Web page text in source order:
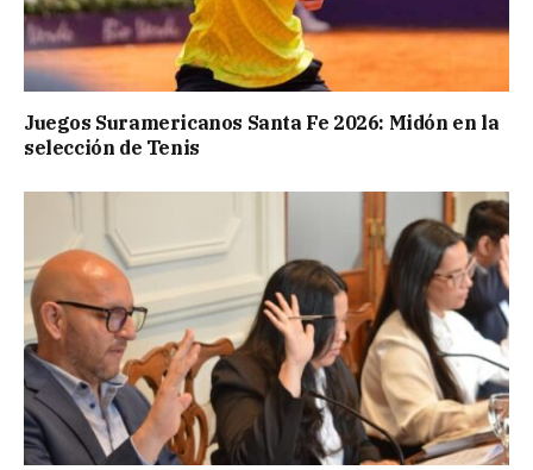
Juegos Suramericanos Santa Fe 2026: Midón en la
selección de Tenis